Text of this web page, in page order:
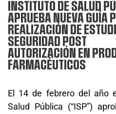
INSTITUTO DE SALUD
APRUEBA NUEVA GUÍA
REALIZACIÓN DE
SEGURIDAD POST
AUTORIZACIÓN EN
FARMACÉUTICOS
El 14 de febrero del año
Salud Pública (“ISP”)